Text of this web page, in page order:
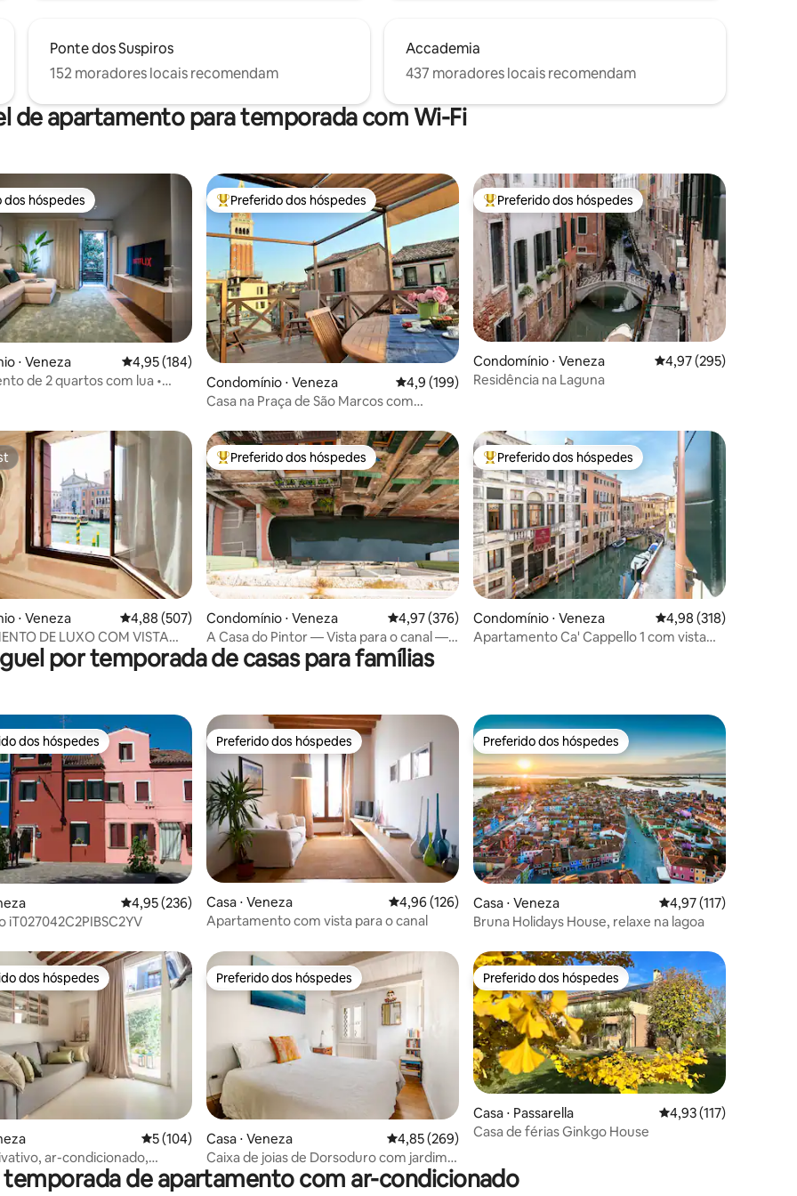
Ponte dos Suspiros
152 moradores locais recomendam
Accademia
437 moradores locais recomendam
de apartamento para temporada com Wi-Fi
de 5, 130 avaliações
dos hóspedes
dos hóspedes
⋅ Veneza 4,95 de uma avaliação média de 5, 184 avaliações
4,95 (184)
de 2 quartos com lua •
Entre os melhores preferidos dos hóspedes
Preferido dos hóspedes
Condomínio ⋅ Veneza 4,9 de uma avaliação média de 5, 199 avaliações
4,9 (199)
Casa na Praça de São Marcos com
Entre os melhores preferidos dos hóspedes
Preferido dos hóspedes
Condomínio ⋅ Veneza 4,97 de uma avaliação
4,97 (295)
Residência na Laguna
de 5, 160 avaliações
⋅ Veneza 4,88 de uma avaliação média de 5, 507 avaliações
4,88 (507)
DE LUXO COM VISTA
Entre os melhores preferidos dos hóspedes
Preferido dos hóspedes
Condomínio ⋅ Veneza 4,97 de uma avaliação média de 5, 376 avaliações
4,97 (376)
A Casa do Pintor — Vista para o canal —
Rialto
Entre os melhores preferidos dos hóspedes
Preferido dos hóspedes
Condomínio ⋅ Veneza 4,98 de uma avaliação
4,98 (318)
Apartamento Ca' Cappello 1 com vista
por temporada de casas para famílias
de 5, 338 avaliações
preferidos dos hóspedes
dos hóspedes
4,95 de uma avaliação média de 5, 236 avaliações
4,95 (236)
iT027042C2PIBSC2YV
Preferido dos hóspedes
Preferido dos hóspedes
Casa ⋅ Veneza 4,96 de uma avaliação média de 5, 126 avaliações
4,96 (126)
Apartamento com vista para o canal
Preferido dos hóspedes
Preferido dos hóspedes
Casa ⋅ Veneza 4,97 de uma avaliação
4,97 (117)
Bruna Holidays House, relaxe na lagoa
de 5, 253 avaliações
preferidos dos hóspedes
dos hóspedes
5 de uma avaliação média de 5, 104 avaliações
5 (104)
ar-condicionado,
lavar e secar roupa
Preferido dos hóspedes
Preferido dos hóspedes
Casa ⋅ Veneza 4,85 de uma avaliação média de 5, 269 avaliações
4,85 (269)
Caixa de joias de Dorsoduro com jardim
privativo
Preferido dos hóspedes
Preferido dos hóspedes
Casa ⋅ Passarella 4,93 de uma avaliação
4,93 (117)
Casa de férias Ginkgo House
de apartamento com ar-condicionado